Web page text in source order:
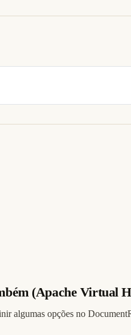
(Apache Virtual
algumas opções no